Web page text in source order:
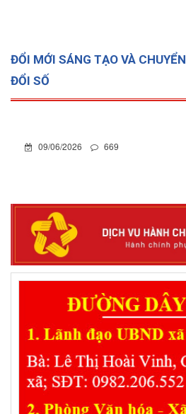
ĐỔI MỚI SÁNG TẠO VÀ CHUYỂN
ĐỔI SỐ
09/06/2026 669